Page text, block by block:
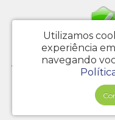
3MJ Projetos
Av. Engenheiro Armando de
Paulo
Utilizamos
experiência
navegando